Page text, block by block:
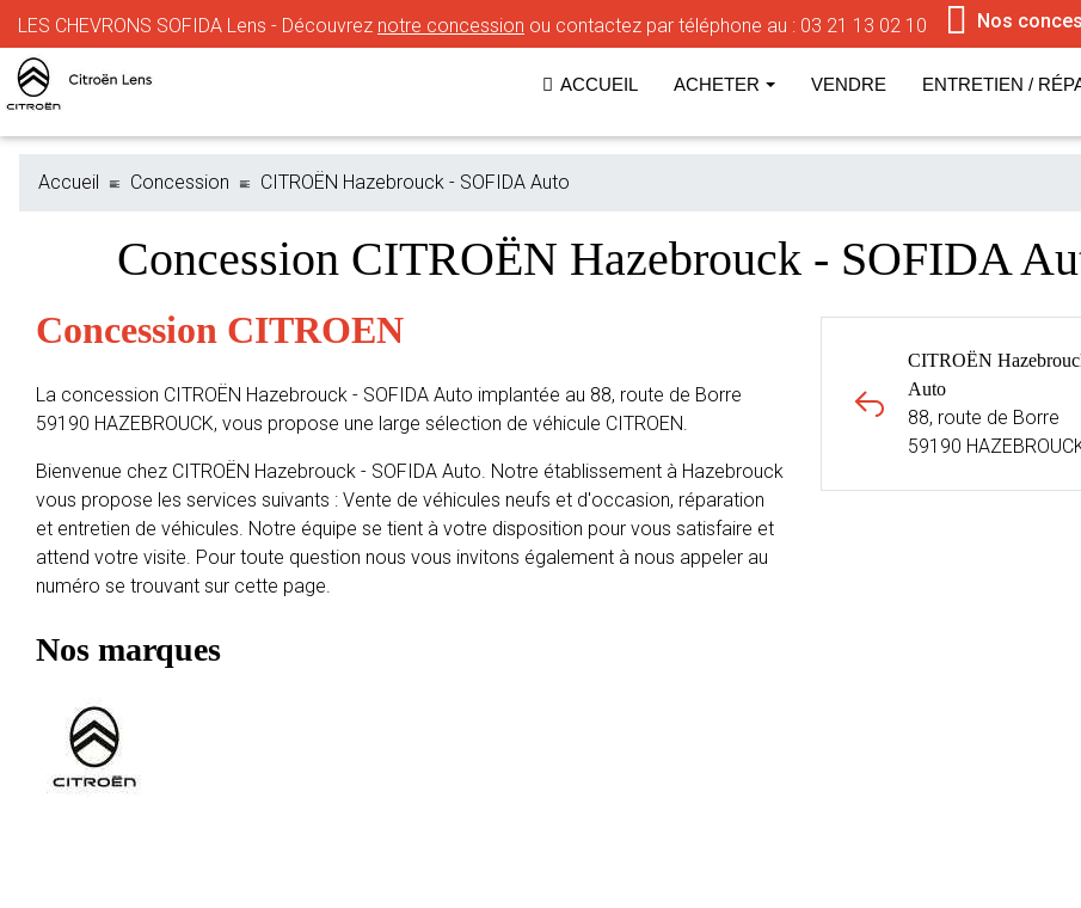
LES CHEVRONS SOFIDA Lens - Découvrez notre concession ou contactez par téléphone au : 03 21 13 02 10 Nos
ACCUEIL ACHETER VENDRE ENTRETIEN /
Accueil Concession CITROËN Hazebrouck - SOFIDA Auto
Concession CITROËN Hazebrouck - SOFIDA
CITROËN
Auto
88, route de Borre
59190
Concession CITROEN
La concession CITROËN Hazebrouck - SOFIDA Auto implantée au 88, route de Borre
59190 HAZEBROUCK, vous propose une large sélection de véhicule CITROEN.
Bienvenue chez CITROËN Hazebrouck - SOFIDA Auto. Notre établissement à Hazebrouck
vous propose les services suivants : Vente de véhicules neufs et d'occasion, réparation
et entretien de véhicules. Notre équipe se tient à votre disposition pour vous satisfaire et
attend votre visite. Pour toute question nous vous invitons également à nous appeler au
numéro se trouvant sur cette page.
Nos marques